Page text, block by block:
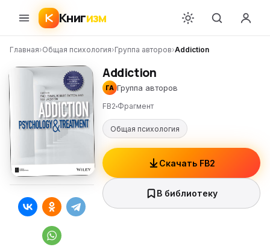
Книгизм
Главная›Общая психология›Группа авторов›Addiction
Addiction
ГА Группа авторов
FB2 Фрагмент
Общая психология
Скачать FB2
В библиотеку